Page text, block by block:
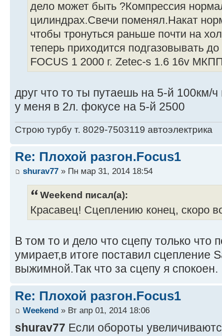
дело может быть ?Компрессия
цилиндрах.Свечи поменял.Накат
чтобы тронуться раньше почти на
теперь приходится подгазовывать
FOCUS 1 2000 г. Zetec-s 1.6 16v
друг что то ты путаешь на 5-й 100км/
у меня в 2л. фокусе на 5-й 2500
Строю турбу т. 8029-7503119 автоэлектрика
Re: Плохой разгон.Focus1
shurav77 » Пн мар 31, 2014 18:54
Weekend писал(а):
Красавец! Сцеплению конец, скоро
В том то и дело что сцепу только что
умирает,в итоге поставил сцепление
выжимной.Так что за сцепу я спокоен.
Re: Плохой разгон.Focus1
Weekend » Вт апр 01, 2014 18:06
shurav77 Если обороты